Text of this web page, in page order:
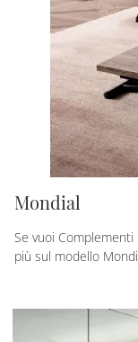
Mondial
Se vuoi
più sul modello